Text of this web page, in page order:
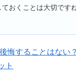
おくことは大切ですね
悔することはない
ト